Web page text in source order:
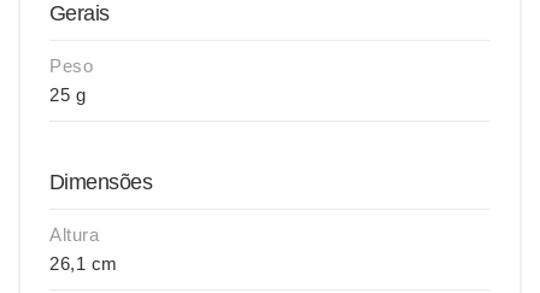
Gerais
Peso
25 g
Dimensões
Altura
26,1 cm